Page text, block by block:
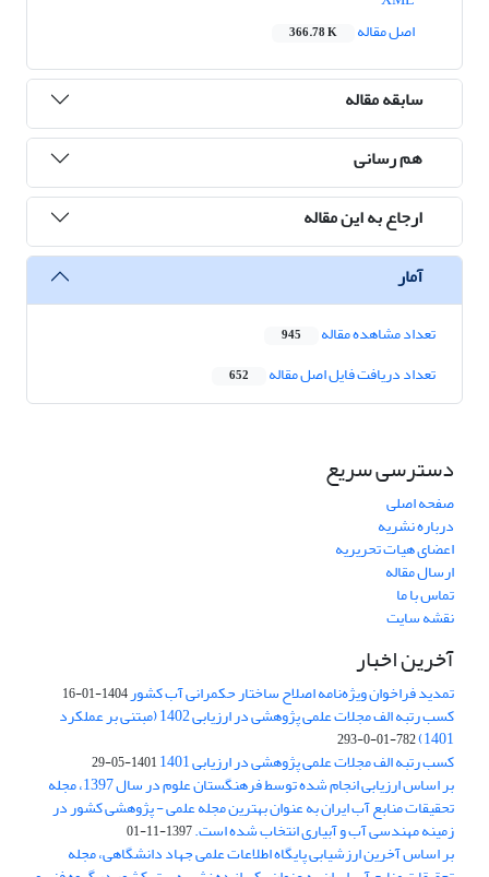
اصل مقاله
366.78 K
سابقه مقاله
هم رسانی
ارجاع به این مقاله
آمار
تعداد مشاهده مقاله 945
تعداد دریافت فایل اصل مقاله 652
دسترسی سریع
صفحه اصلی
درباره نشریه
اعضای هیات تحریریه
ارسال مقاله
تماس با ما
نقشه سایت
آخرین اخبار
تمدید فراخوان ویژه‌نامه اصلاح ساختار حکمرانی آب کشور1404-01-16
کسب رتبه الف مجلات علمی پژوهشی در ارزیابی 1402 (مبتنی بر عملکرد
1401)
782-01-0-293
کسب رتبه الف مجلات علمی پژوهشی در ارزیابی 1401 1401-05-29
بر اساس ارزیابی انجام شده توسط فرهنگستان علوم در سال 1397، مجله
تحقیقات منابع آب ایران به عنوان بهترین مجله علمی - پژوهشی کشور در
زمینه مهندسی آب و آبیاری انتخاب شده است.1397-11-01
بر اساس آخرین ارزشیابی پایگاه اطلاعات علمی جهاد دانشگاهی، مجله